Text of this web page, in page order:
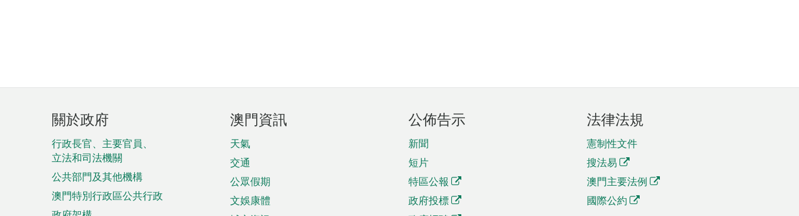
頁
腳
菜
單
關於政府
行政長官、主要官員、
立法和司法機關
公共部門及其他機構
澳門特別行政區公共行政
澳門資訊
天氣
交通
公眾假期
文娛康體
公佈告示
新聞
短片
特區公報
政府投標
法律法規
憲制性文件
搜法易
澳門主要法例
國際公約